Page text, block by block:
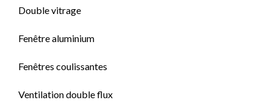
Double vitrage
Fenêtre aluminium
Fenêtres coulissantes
Ventilation double flux